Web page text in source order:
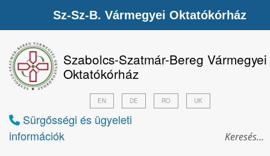
Szabolcs-Szatmár-Bereg Vármegyei
Oktatókórház
Sürgősségi és ügyeleti
információk
EN DE RO UK
Sz-Sz-B. Vármegyei Oktatókórház